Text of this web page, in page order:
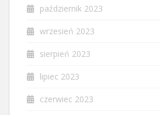
październik 2023
wrzesień 2023
sierpień 2023
lipiec 2023
czerwiec 2023